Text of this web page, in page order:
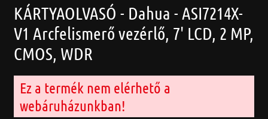
KÁRTYAOLVASÓ - Dahua - ASI7214X-
V1 Arcfelismerő vezérlő, 7' LCD, 2 MP,
CMOS, WDR
Ez a termék nem elérhető a
webáruházunkban!